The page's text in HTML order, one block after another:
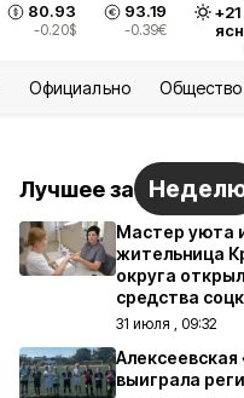
80.93
-0.20$
93.19
-0.39€
+21
Официально Общество
Лучшее за
Мастер уюта
жительница
округа
средства
31 июля , 09:32
выиграла